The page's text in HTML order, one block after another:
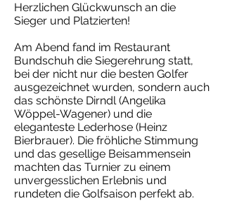
Herzlichen Glückwunsch an die
Sieger und Platzierten!
Am Abend fand im Restaurant
Bundschuh die Siegerehrung statt,
bei der nicht nur die besten Golfer
ausgezeichnet wurden, sondern auch
das schönste Dirndl (Angelika
Wöppel-Wagener) und die
eleganteste Lederhose (Heinz
Bierbrauer). Die fröhliche Stimmung
und das gesellige Beisammensein
machten das Turnier zu einem
unvergesslichen Erlebnis und
rundeten die Golfsaison perfekt ab.